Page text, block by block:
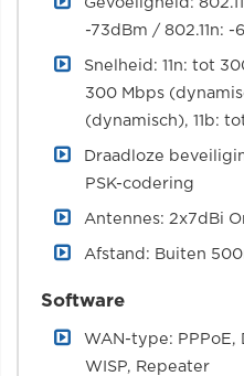
-73dBm / 802.11n: -
Snelheid: 11n: tot
300 Mbps
(dynamisch), 11b:
Draadloze
PSK-codering
Antennes: 2x7dBi
Afstand: Buiten
Software
WAN-type: PPPoE,
WISP, Repeater